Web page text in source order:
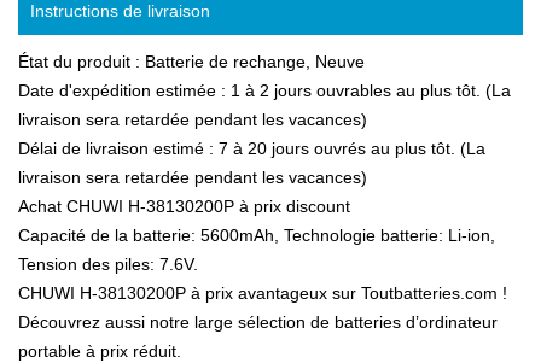
Instructions de livraison
État du produit : Batterie de rechange, Neuve
Date d'expédition estimée : 1 à 2 jours ouvrables au plus tôt. (La
livraison sera retardée pendant les vacances)
Délai de livraison estimé : 7 à 20 jours ouvrés au plus tôt. (La
livraison sera retardée pendant les vacances)
Achat CHUWI H-38130200P à prix discount
Capacité de la batterie: 5600mAh, Technologie batterie: Li-ion,
Tension des piles: 7.6V.
CHUWI H-38130200P à prix avantageux sur Toutbatteries.com !
Découvrez aussi notre large sélection de batteries d’ordinateur
portable à prix réduit.